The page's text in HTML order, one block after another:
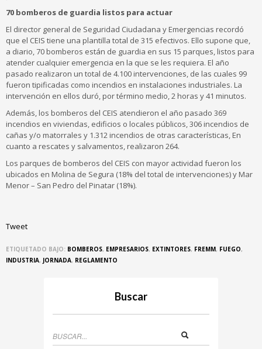
70 bomberos de guardia listos para actuar
El director general de Seguridad Ciudadana y Emergencias recordó
que el CEIS tiene una plantilla total de 315 efectivos. Ello supone que,
a diario, 70 bomberos están de guardia en sus 15 parques, listos para
atender cualquier emergencia en la que se les requiera. El año
pasado realizaron un total de 4.100 intervenciones, de las cuales 99
fueron tipificadas como incendios en instalaciones industriales. La
intervención en ellos duró, por término medio, 2 horas y 41 minutos.
Además, los bomberos del CEIS atendieron el año pasado 369
incendios en viviendas, edificios o locales públicos, 306 incendios de
cañas y/o matorrales y 1.312 incendios de otras características, En
cuanto a rescates y salvamentos, realizaron 264.
Los parques de bomberos del CEIS con mayor actividad fueron los
ubicados en Molina de Segura (18% del total de intervenciones) y Mar
Menor – San Pedro del Pinatar (18%).
Tweet
ETIQUETADO BAJO: BOMBEROS, EMPRESARIOS, EXTINTORES, FREMM, FUEGO,
INDUSTRIA, JORNADA, REGLAMENTO
Buscar